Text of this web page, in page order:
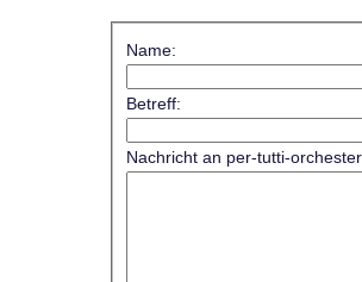
Name:
Betreff:
Nachricht an per-tutti-